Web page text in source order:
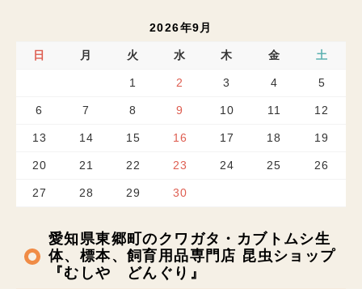
2026年9月
日 月 火 水 木 金 土
1 2 3 4 5
6 7 8 9 10 11 12
13 14 15 16 17 18 19
20 21 22 23 24 25 26
27 28 29 30
愛知県東郷町のクワガタ・カブトムシ生
体、標本、飼育用品専門店 昆虫ショップ
『むしや どんぐり』